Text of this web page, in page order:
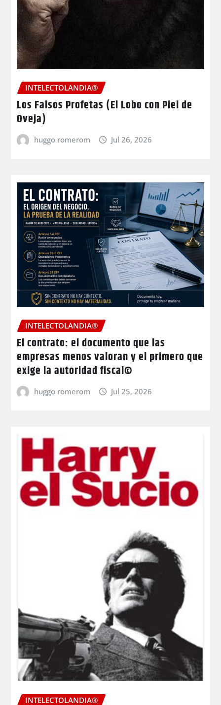
INTELECTOLANDIA®
Los Falsos Profetas (El Lobo con Piel de
Oveja)
huggo romerom Jul 26, 2026
INTELECTOLANDIA®
El contrato: el documento que las
empresas menos valoran y el primero que
exige la autoridad fiscal©
huggo romerom Jul 25, 2026
INTELECTOLANDIA®